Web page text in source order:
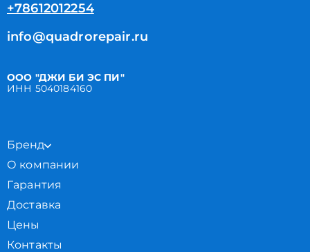
+78612012254
info@quadrorepair.ru
ООО "ДЖИ БИ ЭС ПИ"
ИНН 5040184160
Бренд
О компании
Гарантия
Доставка
Цены
Контакты